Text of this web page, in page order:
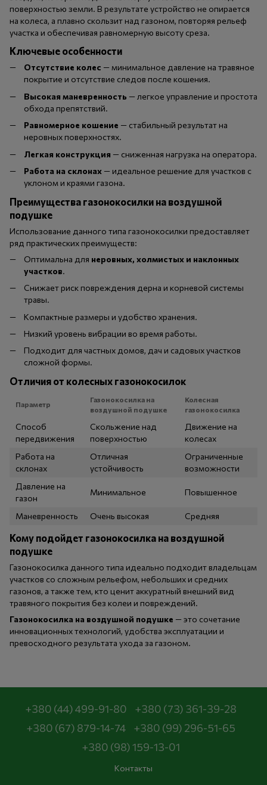
поверхностью земли. В результате устройство не опирается
на колеса, а плавно скользит над газоном, повторяя рельеф
участка и обеспечивая равномерную высоту среза.
Ключевые особенности
Отсутствие колес — минимальное давление на травяное
покрытие и отсутствие следов после кошения.
Высокая маневренность — легкое управление и простота
обхода препятствий.
Равномерное кошение — стабильный результат на
неровных поверхностях.
Легкая конструкция — сниженная нагрузка на оператора.
Работа на склонах — идеальное решение для участков с
уклоном и краями газона.
Преимущества газонокосилки на воздушной
подушке
Использование данного типа газонокосилки предоставляет
ряд практических преимуществ:
Оптимальна для неровных, холмистых и наклонных
участков.
Снижает риск повреждения дерна и корневой системы
травы.
Компактные размеры и удобство хранения.
Низкий уровень вибрации во время работы.
Подходит для частных домов, дач и садовых участков
сложной формы.
Отличия от колесных газонокосилок
Параметр
Газонокосилка на
воздушной подушке
Колесная
газонокосилка
Способ
передвижения
Скольжение над
поверхностью
Движение на
колесах
Работа на
склонах
Отличная
устойчивость
Ограниченные
возможности
Давление на
газон
Минимальное Повышенное
Маневренность Очень высокая Средняя
Кому подойдет газонокосилка на воздушной
подушке
Газонокосилка данного типа идеально подходит владельцам
участков со сложным рельефом, небольших и средних
газонов, а также тем, кто ценит аккуратный внешний вид
травяного покрытия без колеи и повреждений.
Газонокосилка на воздушной подушке — это сочетание
инновационных технологий, удобства эксплуатации и
превосходного результата ухода за газоном.
+380 (44) 499-91-80
+380 (73) 361-39-28
+380 (67) 879-14-74
+380 (99) 296-51-65
+380 (98) 159-13-01
Контакты